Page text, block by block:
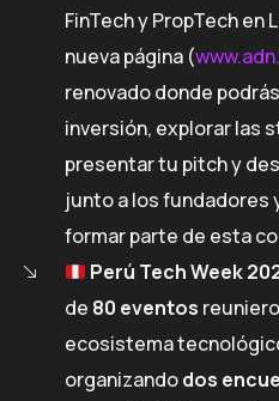
FinTech y PropTech
nueva página (
renovado donde
inversión, explorar las
presentar tu pitch y
junto a los fundadores
formar parte de esta
Perú Tech Week
de 80 eventos
ecosistema
organizandodos